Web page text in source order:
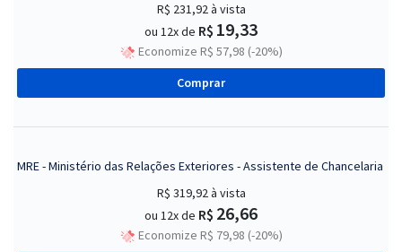
R$ 231,92à vista
ou 12x de R$ 19,33
Economize R$ 57,98 (-20%)
Comprar
MRE - Ministério das Relações Exteriores - Assistente de Chancelaria
R$ 319,92à vista
ou 12x de R$ 26,66
Economize R$ 79,98 (-20%)